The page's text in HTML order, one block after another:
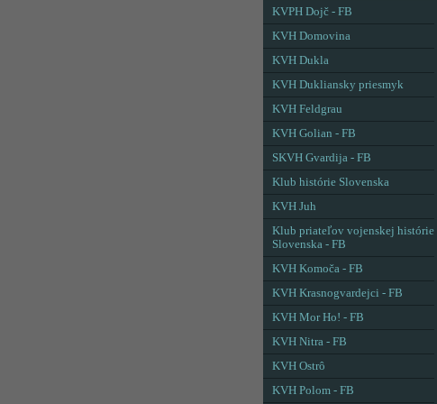
KVPH Dojč - FB
KVH Domovina
KVH Dukla
KVH Dukliansky priesmyk
KVH Feldgrau
KVH Golian - FB
SKVH Gvardija - FB
Klub histórie Slovenska
KVH Juh
Klub priateľov vojenskej histórie
Slovenska - FB
KVH Komoča - FB
KVH Krasnogvardejci - FB
KVH Mor Ho! - FB
KVH Nitra - FB
KVH Ostrô
KVH Polom - FB